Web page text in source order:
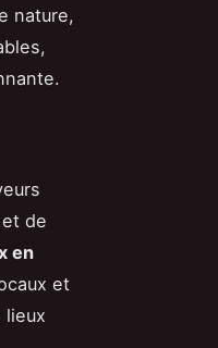
nature,
de
en
et
lieux